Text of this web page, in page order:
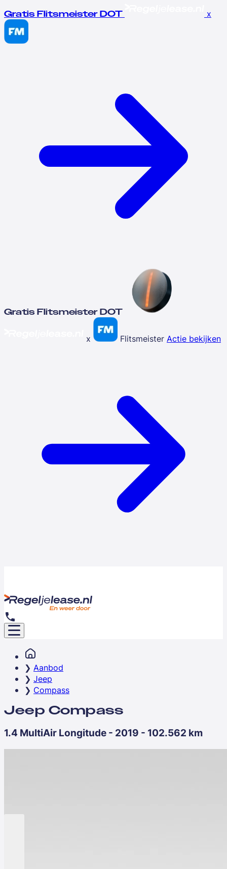
Gratis Flitsmeister DOT x
Gratis Flitsmeister DOT
x Flitsmeister Actie bekijken
Aanbod
Jeep
Compass
Jeep Compass
1.4 MultiAir Longitude - 2019 - 102.562 km